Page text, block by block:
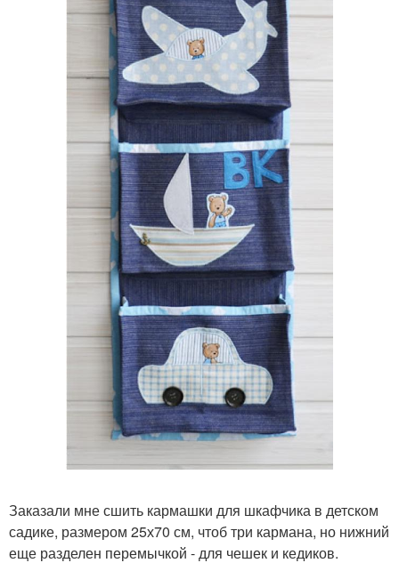
Заказали мне сшить кармашки для шкафчика в детском
садике, размером 25х70 см, чтоб три кармана, но нижний
еще разделен перемычкой - для чешек и кедиков.